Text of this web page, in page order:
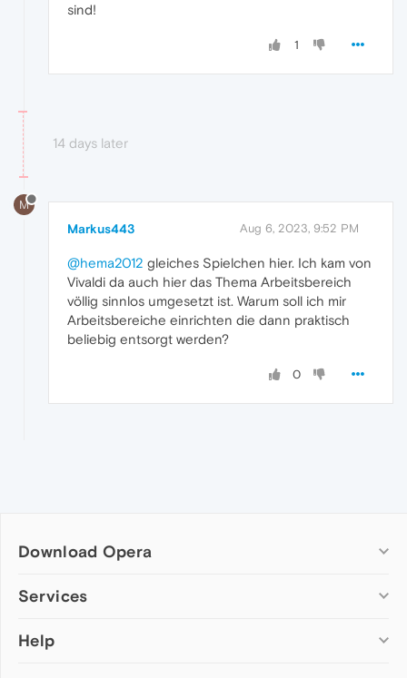
sind!
1
14 days later
M
Markus443 Aug 6, 2023, 9:52 PM
@hema2012 gleiches Spielchen hier. Ich kam von
Vivaldi da auch hier das Thema Arbeitsbereich
völlig sinnlos umgesetzt ist. Warum soll ich mir
Arbeitsbereiche einrichten die dann praktisch
beliebig entsorgt werden?
0
Download Opera
Computer browsers
Opera for Mac
Services
Add-ons
Help